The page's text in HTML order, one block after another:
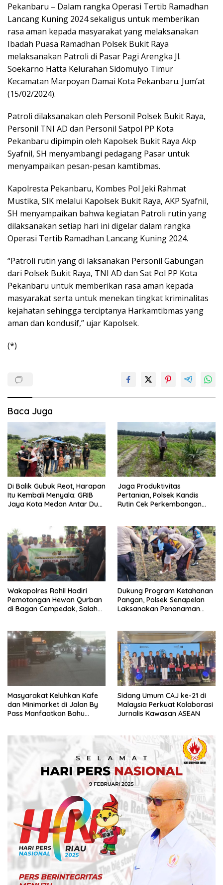
Pekanbaru – Dalam rangka Operasi Tertib Ramadhan
Lancang Kuning 2024 sekaligus untuk memberikan
rasa aman kepada masyarakat yang melaksanakan
Ibadah Puasa Ramadhan Polsek Bukit Raya
melaksanakan Patroli di Pasar Pagi Arengka Jl.
Soekarno Hatta Kelurahan Sidomulyo Timur
Kecamatan Marpoyan Damai Kota Pekanbaru. Jum’at
(15/02/2024).
Patroli dilaksanakan oleh Personil Polsek Bukit Raya,
Personil TNI AD dan Personil Satpol PP Kota
Pekanbaru dipimpin oleh Kapolsek Bukit Raya Akp
Syafnil, SH menyambangi pedagang Pasar untuk
menyampaikan pesan-pesan kamtibmas.
Kapolresta Pekanbaru, Kombes Pol Jeki Rahmat
Mustika, SIK melalui Kapolsek Bukit Raya, AKP Syafnil,
SH menyampaikan bahwa kegiatan Patroli rutin yang
dilaksanakan setiap hari ini digelar dalam rangka
Operasi Tertib Ramadhan Lancang Kuning 2024.
“Patroli rutin yang di laksanakan Personil Gabungan
dari Polsek Bukit Raya, TNI AD dan Sat Pol PP Kota
Pekanbaru untuk memberikan rasa aman kepada
masyarakat serta untuk menekan tingkat kriminalitas
kejahatan sehingga terciptanya Harkamtibmas yang
aman dan kondusif,” ujar Kapolsek.
(*)
Baca Juga
Di Balik Gubuk Reot, Harapan
Itu Kembali Menyala: GRIB
Jaya Kota Medan Antar Dua
Jaga Produktivitas
Pertanian, Polsek Kandis
Rutin Cek Perkembangan
Wakapolres Rohil Hadiri
Pemotongan Hewan Qurban
di Bagan Cempedak, Salah
Dukung Program Ketahanan
Pangan, Polsek Senapelan
Laksanakan Penanaman
Masyarakat Keluhkan Kafe
dan Minimarket di Jalan By
Pass Manfaatkan Bahu
Sidang Umum CAJ ke-21 di
Malaysia Perkuat Kolaborasi
Jurnalis Kawasan ASEAN